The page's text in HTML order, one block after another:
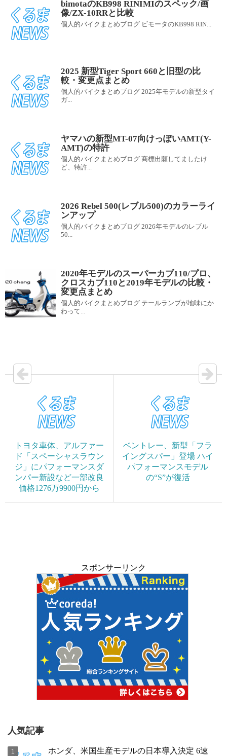
bimotaのKB998 RINIMIのスペック/画
像/ZX-10RRと比較
個人的バイクまとめブログ ビモータのKB998 RIN...
2025 新型Tiger Sport 660と旧型の比
較・変更点まとめ
個人的バイクまとめブログ 2025年モデルの新型タイ
ガ...
ヤマハの新型MT-07向けっぽいAMT(Y-
AMT)の特許
個人的バイクまとめブログ 商標出願してましたけ
ど、特許...
2026 Rebel 500(レブル500)のカラーライ
ンアップ
個人的バイクまとめブログ 2026年モデルのレブル
50...
2020年モデルのスーパーカブ110/プロ、
クロスカブ110と2019年モデルの比較・
変更点まとめ
個人的バイクまとめブログ テールランプが地味にか
わって...
トヨタ車体、アルファー
ド「スペーシャスラウン
ジ」にパフォーマンスダ
ンパー新設など一部改良
価格1276万9900円から
ベントレー、新型「フラ
イングスパー」登場 ハイ
パフォーマンスモデル
の“S”が復活
スポンサーリンク
人気記事
ホンダ、米国生産モデルの日本導入決定 6速